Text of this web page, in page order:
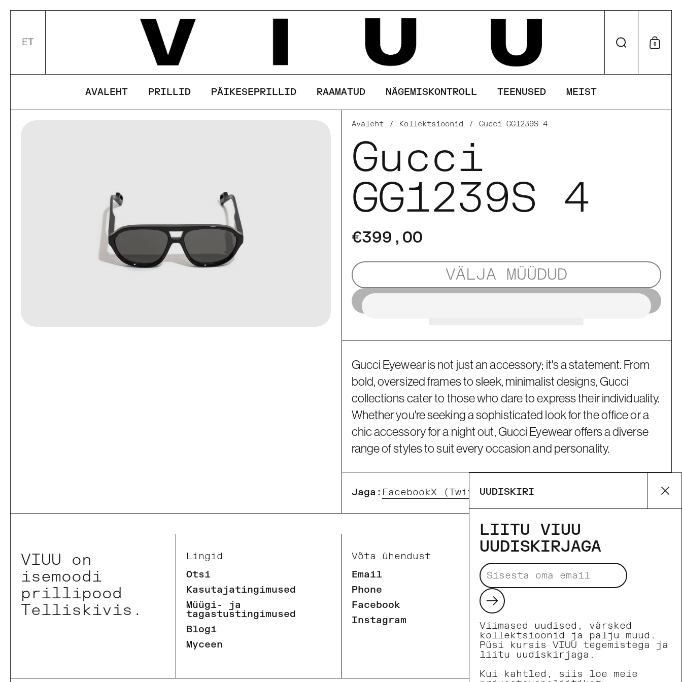
ETValui keel / valuuta Otsi 0
AVALEHT PRILLID PÄIKESEPRILLID RAAMATUD NÄGEMISKONTROLL TEENUSED MEIST
Avaleht / Kollektsioonid / Gucci GG1239S 4
Gucci
GG1239S 4
€399,00
VÄLJA MÜÜDUD
Gucci Eyewear is not just an accessory; it's a statement. From
bold, oversized frames to sleek, minimalist designs, Gucci
collections cater to those who dare to express their individuality.
Whether you're seeking a sophisticated look for the office or a
chic accessory for a night out, Gucci Eyewear offers a diverse
range of styles to suit every occasion and personality.
Jaga: FacebookX (Twitter)Pinterest
VIUU on
isemoodi
prillipood
Telliskivis.
Lingid
Otsi
Kasutajatingimused
Müügi- ja
tagastustingimused
Blogi
Myceen
Võta ühendust
Email
Phone
Facebook
Instagram
UUDISKIRI
LIITU VIUU
UUDISKIRJAGA
Saada
Viimased uudised, värsked
kollektsioonid ja palju muud.
Püsi kursis VIUU tegemistega ja
liitu uudiskirjaga.
Kui kahtled, siis loe meie
KEELDU